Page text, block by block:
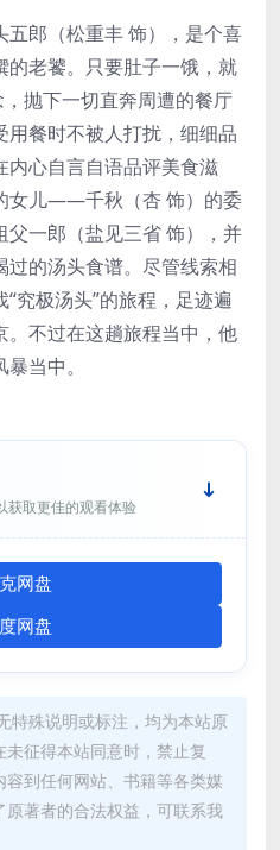
五郎（松重丰 饰），是个喜
老饕。只要肚子一饿，就
抛下一切直奔周遭的餐厅
餐时不被人打扰，细细品
内心自言自语品评美食滋
女儿——千秋（杏 饰）的委
一郎（盐见三省 饰），并
的汤头食谱。尽管线索相
究极汤头”的旅程，足迹遍
。不过在这趟旅程当中，他
当中。
获取更佳的观看体验
网盘
网盘
特殊说明或标注，均为本站原
征得本站同意时，禁止复
到任何网站、书籍等各类媒
著者的合法权益，可联系我